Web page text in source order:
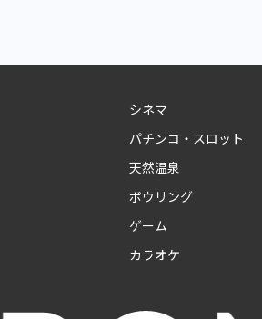
シネマ
パチンコ・スロット
天然温泉
ボウリング
ゲーム
カラオケ